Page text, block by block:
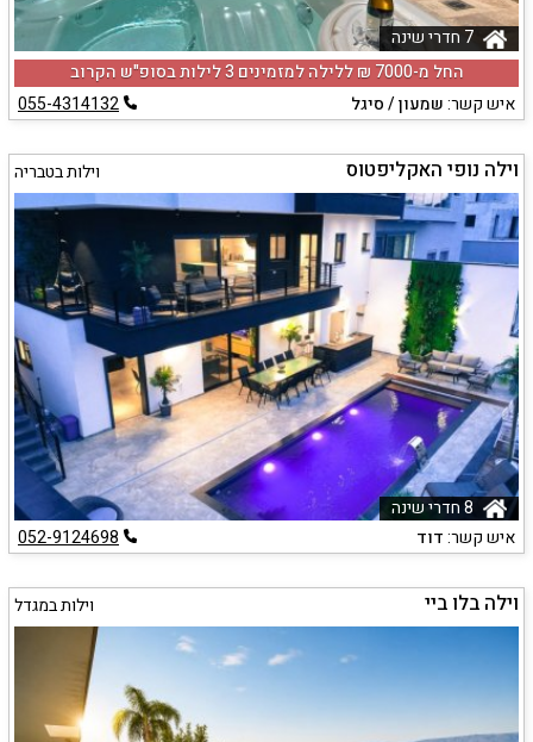
החל מ-‏7000 ₪ ללילה למזמינים 3 לילות בסופ"ש הקרוב
איש קשר:שמעון / סיגל 055-4314132
וילה נופי האקליפטוס וילות בטבריה
איש קשר:דוד 052-9124698
וילה בלו ביי וילות במגדל